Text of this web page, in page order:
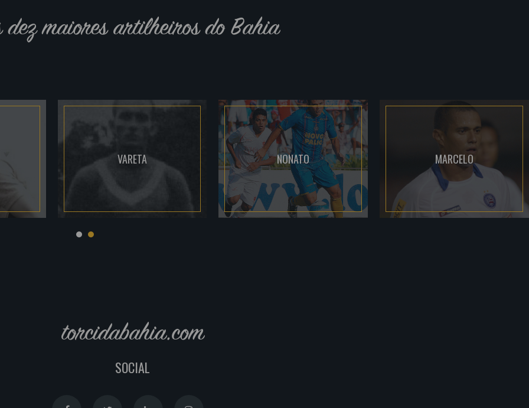
dez maiores artilheiros do Bahia
VARETA NONATO MARCELO
torcidabahia.com
SOCIAL